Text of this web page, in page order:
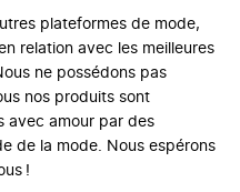
plateformes de mode,
relation avec les meilleures
ne possédons pas
nos produits sont
avec amour par des
de la mode. Nous espérons
!